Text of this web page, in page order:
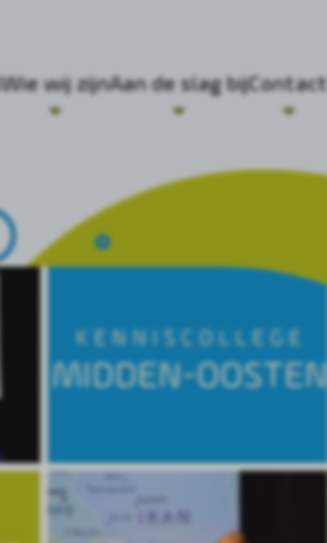
Wie wij zijnAan de slag bijContact